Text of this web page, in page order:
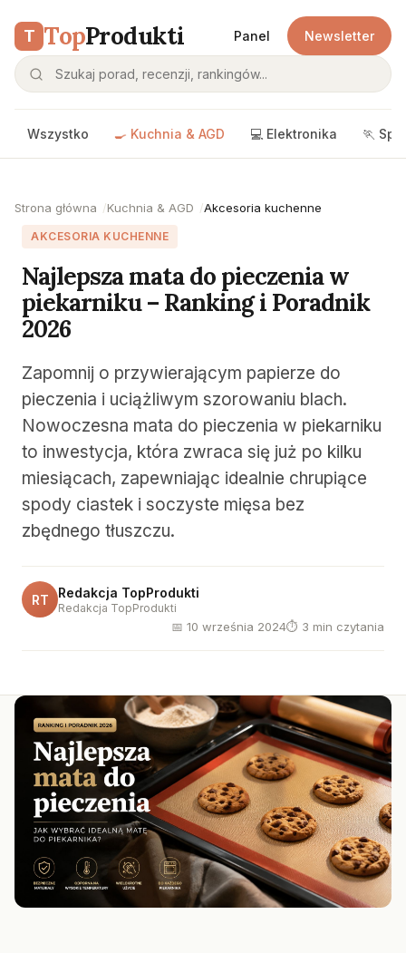
T TopProdukti Panel Newsletter
Wszystko 🍳 Kuchnia & AGD 💻 Elektronika 🏃
Strona główna Kuchnia & AGD Akcesoria kuchenne
AKCESORIA KUCHENNE
Najlepsza mata do pieczenia w
piekarniku – Ranking i Poradnik
2026
Zapomnij o przywierającym papierze do
pieczenia i uciążliwym szorowaniu blach.
Nowoczesna mata do pieczenia w piekarniku
to inwestycja, która zwraca się już po kilku
miesiącach, zapewniając idealnie chrupiące
spody ciastek i soczyste mięsa bez
zbędnego tłuszczu.
RT Redakcja TopProdukti
Redakcja TopProdukti
📅 10 września 2024⏱ 3 min czytania